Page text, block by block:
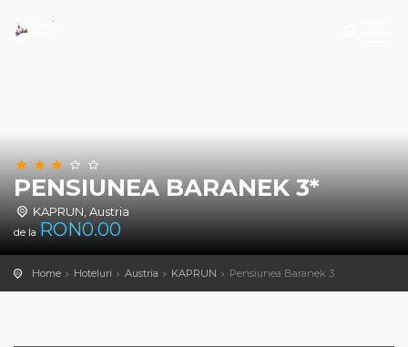
PENSIUNEA BARANEK 3*
KAPRUN, Austria
de la RON0.00
Home Hoteluri Austria KAPRUN Pensiunea Baranek 3